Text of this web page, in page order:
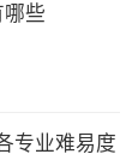
些
专业难易度